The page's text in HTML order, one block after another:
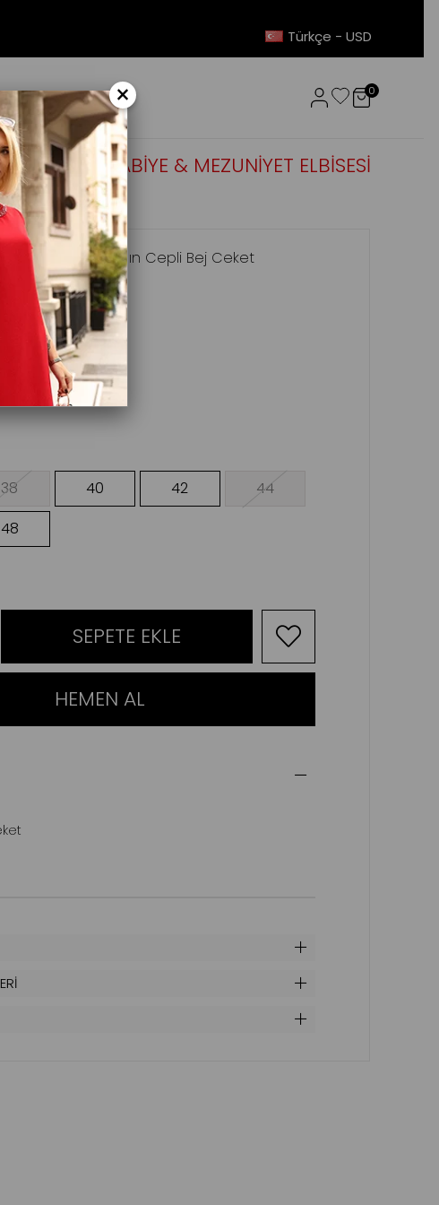
0
Türkçe - USD
OUTLET ABİYE & MEZUNİYET ELBİSESİ
Ceket Kadın Cepli Bej Ceket
Ceket
38 40 42
44
48
×